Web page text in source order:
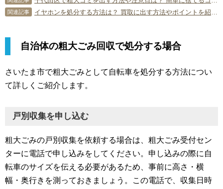
関連記事
自治体の粗大ごみ回収で処分する場合
さいたま市で粗大ごみとして自転車を処分する方法につい
て詳しくご紹介します。
戸別収集を申し込む
粗大ごみの戸別収集を依頼する場合は、粗大ごみ受付セン
ターに電話で申し込みをしてください。申し込みの際に自
転車のサイズを伝える必要があるため、事前に高さ・横
幅・奥行きを測っておきましょう。この電話で、収集日時